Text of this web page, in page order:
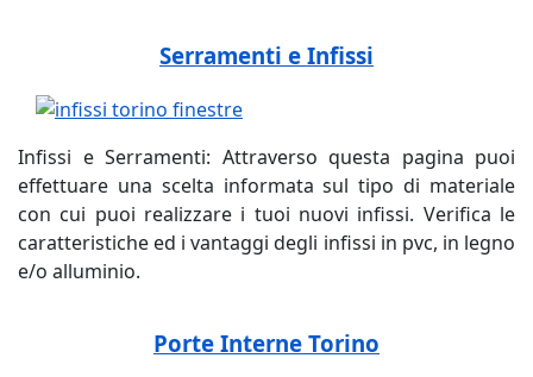
Serramenti e Infissi
Infissi e Serramenti: Attraverso questa pagina puoi
effettuare una scelta informata sul tipo di materiale
con cui puoi realizzare i tuoi nuovi infissi. Verifica le
caratteristiche ed i vantaggi degli infissi in pvc, in legno
e/o alluminio.
Porte Interne Torino